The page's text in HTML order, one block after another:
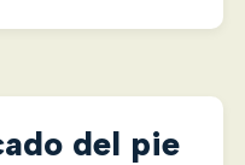
del pie